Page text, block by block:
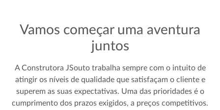
Vamos começar uma aventura
juntos
A Construtora JSouto trabalha sempre com o intuito de
atingir os níveis de qualidade que satisfaçam o cliente e
superem as suas expectativas. Uma das prioridades é o
cumprimento dos prazos exigidos, a preços competitivos.